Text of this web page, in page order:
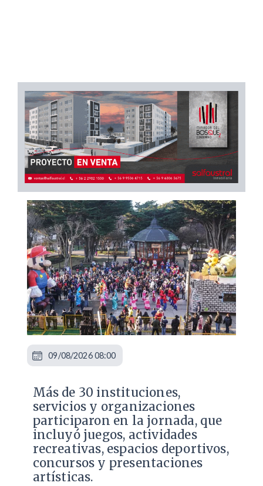
Más de 30 instituciones,
servicios y organizaciones
participaron en la jornada, que
incluyó juegos, actividades
recreativas, espacios deportivos,
concursos y presentaciones
artísticas.
09/08/2026 08:00